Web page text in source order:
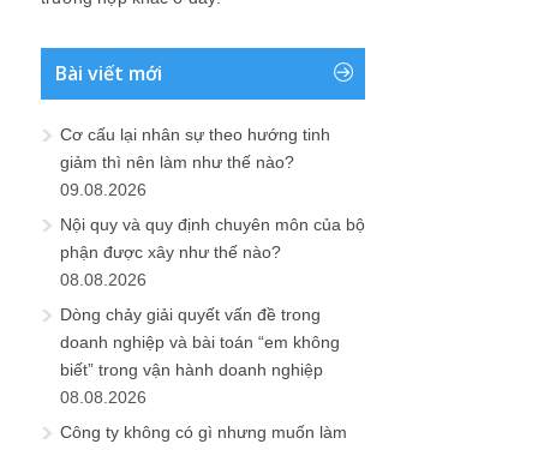
Bài viết mới
Cơ cấu lại nhân sự theo hướng tinh
giảm thì nên làm như thế nào?
09.08.2026
Nội quy và quy định chuyên môn của bộ
phận được xây như thế nào?
08.08.2026
Dòng chảy giải quyết vấn đề trong
doanh nghiệp và bài toán “em không
biết” trong vận hành doanh nghiệp
08.08.2026
Công ty không có gì nhưng muốn làm